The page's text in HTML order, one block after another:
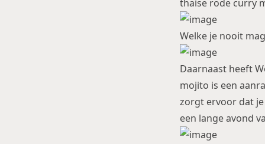
thaise rode curry
Welke je nooit
Daarnaast heeft
mojito is een
zorgt ervoor dat
een lange avond